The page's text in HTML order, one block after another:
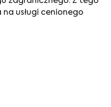
usługi cenionego